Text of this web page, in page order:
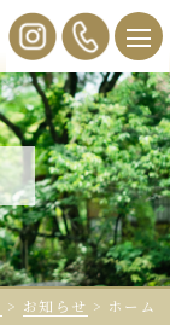
> お知らせ > ホーム